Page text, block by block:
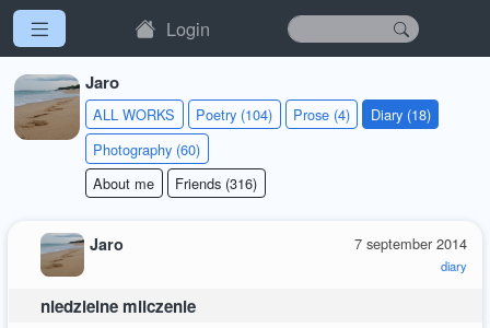
Login
Jaro
ALL WORKS Poetry (104) Prose (4)
Diary (18)
Photography (60)
About me
Friends (316)
7 september 2014
diary
Jaro
niedzielne milczenie